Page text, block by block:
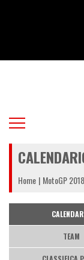
Home MotoGP 2018
TEAM